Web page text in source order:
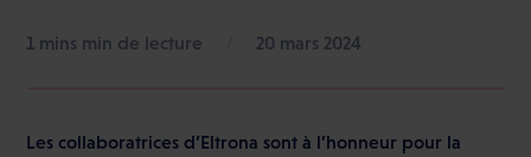
min de lecture 20 mars 2024
Les collaboratrices d’Eltrona sont à l’honneur pour la